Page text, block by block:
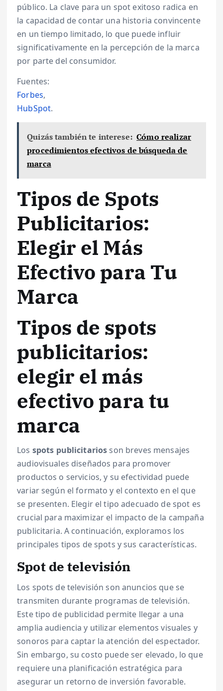
público. La clave para un spot exitoso radica en
la capacidad de contar una historia convincente
en un tiempo limitado, lo que puede influir
significativamente en la percepción de la marca
por parte del consumidor.
Fuentes:
Forbes,
HubSpot.
Quizás también te interese: Cómo realizar
procedimientos efectivos de búsqueda de
marca
Tipos de Spots
Publicitarios:
Elegir el Más
Efectivo para Tu
Marca
Tipos de spots
publicitarios:
elegir el más
efectivo para tu
marca
Los spots publicitariosson breves mensajes
audiovisuales diseñados para promover
productos o servicios, y su efectividad puede
variar según el formato y el contexto en el que
se presenten. Elegir el tipo adecuado de spot es
crucial para maximizar el impacto de la campaña
publicitaria. A continuación, exploramos los
principales tipos de spots y sus características.
Spot de televisión
Los spots de televisión son anuncios que se
transmiten durante programas de televisión.
Este tipo de publicidad permite llegar a una
amplia audiencia y utilizar elementos visuales y
sonoros para captar la atención del espectador.
Sin embargo, su costo puede ser elevado, lo que
requiere una planificación estratégica para
asegurar un retorno de inversión favorable.